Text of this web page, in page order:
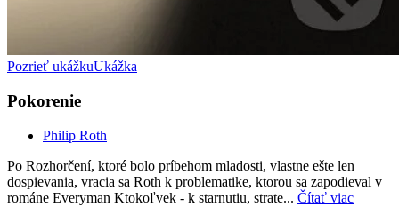
Pozrieť ukážkuUkážka
Pokorenie
Philip Roth
Po Rozhorčení, ktoré bolo príbehom mladosti, vlastne ešte len
dospievania, vracia sa Roth k problematike, ktorou sa zapodieval v
románe Everyman Ktokoľvek - k starnutiu, strate... Čítať viac